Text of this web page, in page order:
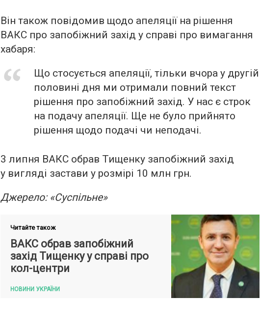
Він також повідомив щодо апеляції на рішення
ВАКС про запобіжний захід у справі про вимагання
хабаря:
Що стосується апеляції, тільки вчора у другій
половині дня ми отримали повний текст
рішення про запобіжний захід. У нас є строк
на подачу апеляції. Ще не було прийнято
рішення щодо подачі чи неподачі.
3 липня ВАКС обрав Тищенку запобіжний захід
у вигляді застави у розмірі 10 млн грн.
Джерело: «Суспільне»
Читайте також
ВАКС обрав запобіжний
захід Тищенку у справі про
кол-центри
НОВИНИ УКРАЇНИ